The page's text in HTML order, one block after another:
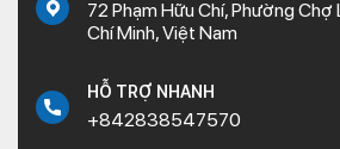
72 Phạm Hữu Chí, Phường Chợ
Chí Minh, Việt Nam
HỖ TRỢ NHANH
+842838547570